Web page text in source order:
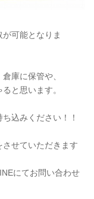
可能となりま
庫に保管や、
と思います。
込みください！！
せていただきます
にてお問い合わせ